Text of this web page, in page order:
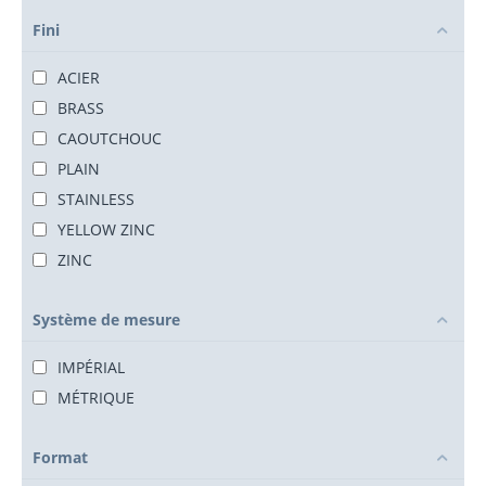
Fini
ACIER
BRASS
CAOUTCHOUC
PLAIN
STAINLESS
YELLOW ZINC
ZINC
Système de mesure
IMPÉRIAL
MÉTRIQUE
Format